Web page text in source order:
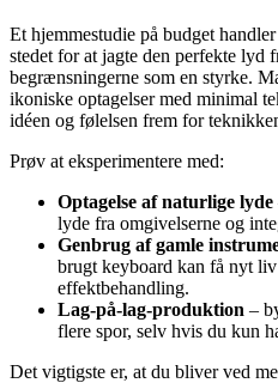
Et hjemmestudie på budget
stedet for at jagte den perfekte lyd
begrænsningerne som en styrke.
ikoniske optagelser med minimal
idéen og følelsen frem for
Prøv at eksperimentere med:
Optagelse af naturlige lyde
lyde fra omgivelserne og
Genbrug af gamle
brugt keyboard kan få nyt
effektbehandling.
Lag-på-lag-produktion –
flere spor, selv hvis du kun
Det vigtigste er, at du bliver ved